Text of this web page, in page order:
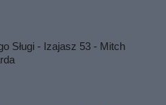
Sługi - Izajasz 53 - Mitch